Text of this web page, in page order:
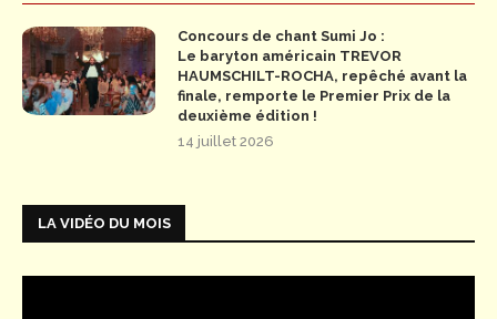
Concours de chant Sumi Jo :
Le baryton américain TREVOR
HAUMSCHILT-ROCHA, repêché avant la
finale, remporte le Premier Prix de la
deuxième édition !
14 juillet 2026
LA VIDÉO DU MOIS